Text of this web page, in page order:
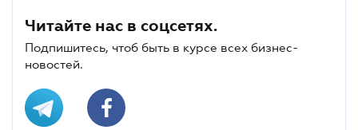
Читайте нас в соцсетях.
Подпишитесь, чтоб быть в курсе всех бизнес-
новостей.